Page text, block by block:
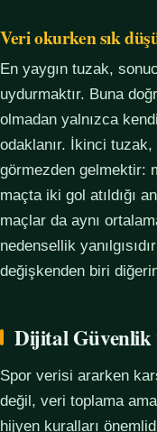
Veri okurken sık
En yaygın tuzak,
uydurmaktır. Buna
olmadan yalnızca
odaklanır. İkinci tuzak,
görmezden gelmektir:
maçta iki gol atıldığı
maçlar da aynı
nedensellik
değişkenden biri
Dijital Güvenlik
Spor verisi ararken
değil, veri toplama
hijyen kuralları